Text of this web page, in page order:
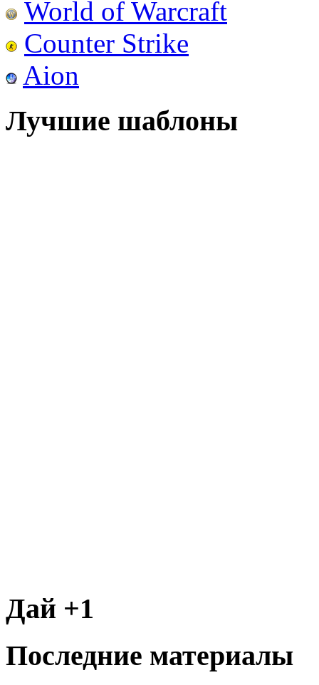
World of Warcraft
Counter Strike
Aion
Лучшие шаблоны
Дай +1
Последние материалы